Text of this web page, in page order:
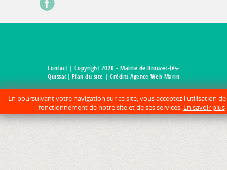
Contact | Copyright 2020 - Mairie de Brouzet-lès-
Quissac| Plan du site | Crédits Agence Web Marin
En poursuivant votre navigation sur ce site, vous acceptez l'utilisation
fonctionnement de notre site et de ses services. En savoir plus